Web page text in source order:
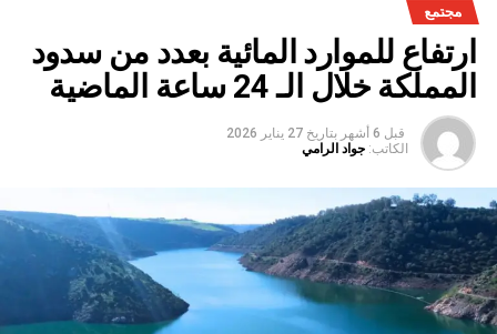
مجتمع
ارتفاع للموارد المائية بعدد من سدود
المملكة خلال الـ 24 ساعة الماضية
قبل 6 أشهر بتاريخ 27 يناير 2026
الكاتب: جواد الرامي